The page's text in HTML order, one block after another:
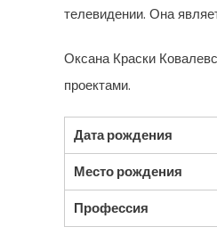
телевидении. Она
Оксана Краски
проектами.
Дата рождения
Место рождения
Профессия